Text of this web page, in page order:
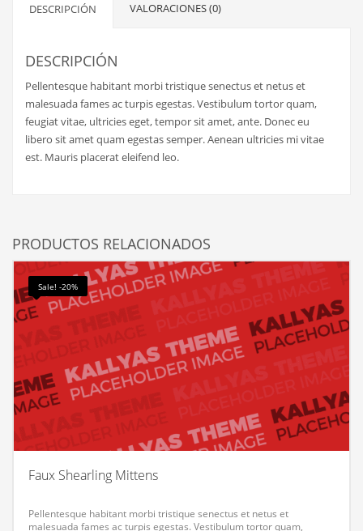
DESCRIPCIÓN VALORACIONES (0)
DESCRIPCIÓN
Pellentesque habitant morbi tristique senectus et netus et
malesuada fames ac turpis egestas. Vestibulum tortor quam,
feugiat vitae, ultricies eget, tempor sit amet, ante. Donec eu
libero sit amet quam egestas semper. Aenean ultricies mi vitae
est. Mauris placerat eleifend leo.
PRODUCTOS RELACIONADOS
Sale! -20%
Faux Shearling Mittens
Pellentesque habitant morbi tristique senectus et netus et
malesuada fames ac turpis egestas. Vestibulum tortor quam,